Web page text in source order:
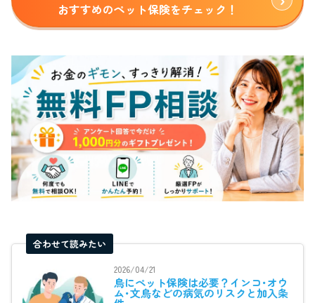
おすすめのペット保険をチェック！
合わせて読みたい
2026/04/21
鳥にペット保険は必要？インコ･オウ
ム･文鳥などの病気のリスクと加入条